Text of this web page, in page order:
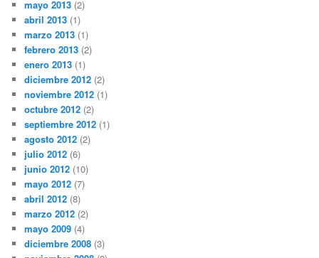
mayo 2013 (2)
abril 2013 (1)
marzo 2013 (1)
febrero 2013 (2)
enero 2013 (1)
diciembre 2012 (2)
noviembre 2012 (1)
octubre 2012 (2)
septiembre 2012 (1)
agosto 2012 (2)
julio 2012 (6)
junio 2012 (10)
mayo 2012 (7)
abril 2012 (8)
marzo 2012 (2)
mayo 2009 (4)
diciembre 2008 (3)